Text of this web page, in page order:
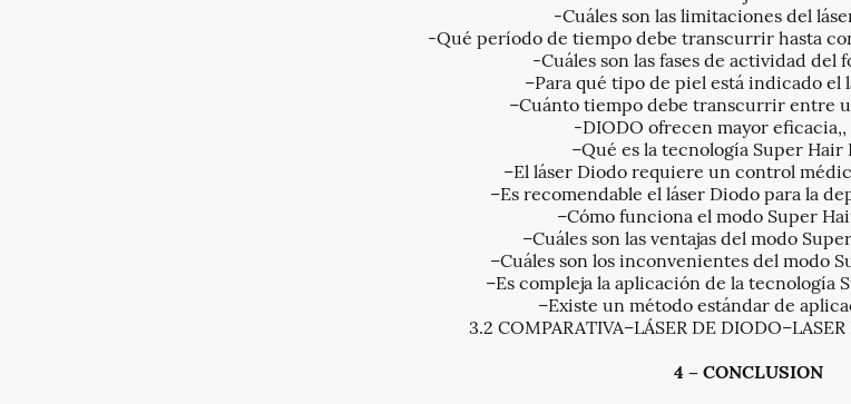
-Cuáles son las limitaciones del
-Qué período de tiempo debe transcurrir hasta
-Cuáles son las fases de actividad del
–Para qué tipo de piel está indicado el
–Cuánto tiempo debe transcurrir entre
-DIODO ofrecen mayor eficacia,,
–Qué es la tecnología Super Hair
–El láser Diodo requiere un control
–Es recomendable el láser Diodo para la
–Cómo funciona el modo Super
–Cuáles son las ventajas del modo
–Cuáles son los inconvenientes del modo
–Es compleja la aplicación de la tecnología
–Existe un método estándar de
3.2 COMPARATIVA–LÁSER DE
4 – CONCLUSION